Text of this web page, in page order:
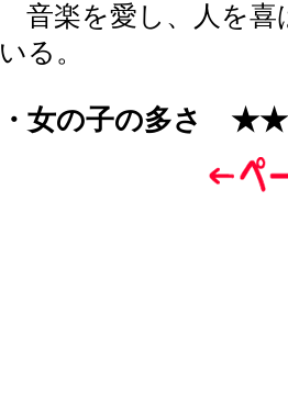
音楽を愛し、人を喜
いる。
・女の子の多さ